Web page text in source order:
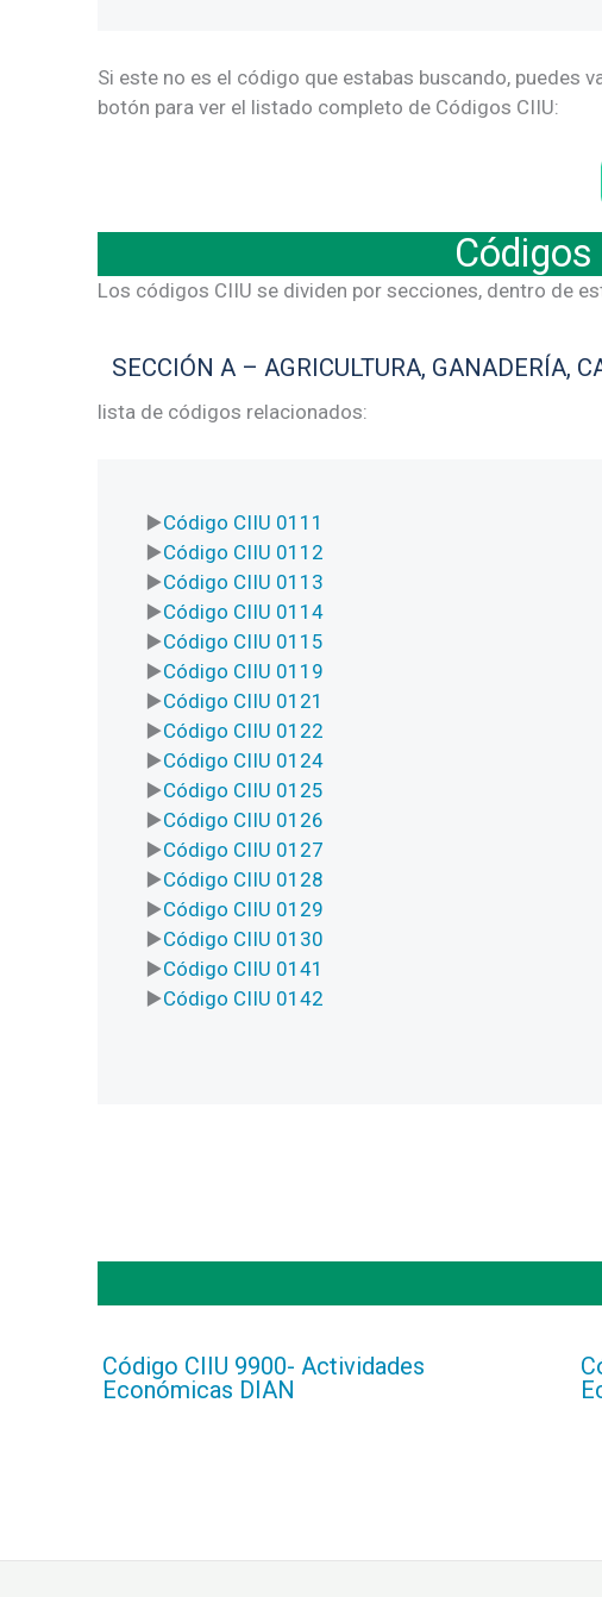
Si este no es el código que estabas buscando, puedes
botón para ver el listado completo de Códigos CIIU:
Los códigos CIIU se dividen por secciones, dentro de
SECCIÓN A – AGRICULTURA, GANADERÍA,
lista de códigos relacionados:
Código CIIU 0111
Código CIIU 0112
Código CIIU 0113
Código CIIU 0114
Código CIIU 0115
Código CIIU 0119
Código CIIU 0121
Código CIIU 0122
Código CIIU 0124
Código CIIU 0125
Código CIIU 0126
Código CIIU 0127
Código CIIU 0128
Código CIIU 0129
Código CIIU 0130
Código CIIU 0141
Código CIIU 0142
Código CIIU 9900- Actividades
Económicas DIAN